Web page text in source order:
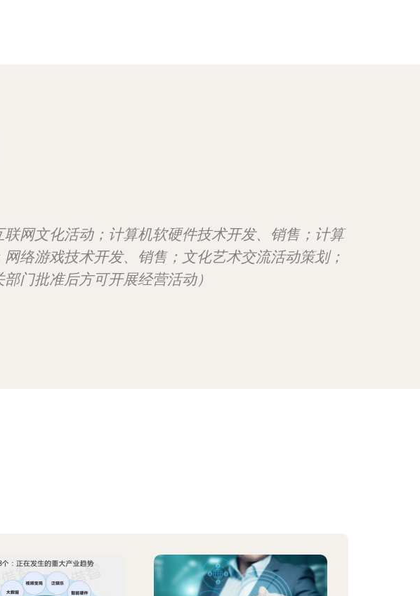
网文化活动；计算机软硬件技术开发、销售；计算
络游戏技术开发、销售；文化艺术交流活动策划；
门批准后方可开展经营活动）